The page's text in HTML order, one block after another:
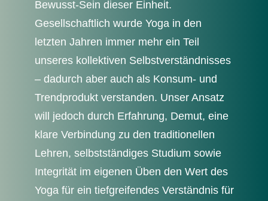
Bewusst-Sein dieser Einheit.
Gesellschaftlich wurde Yoga in den
letzten Jahren immer mehr ein Teil
unseres kollektiven Selbstverständnisses
– dadurch aber auch als Konsum- und
Trendprodukt verstanden. Unser Ansatz
will jedoch durch Erfahrung, Demut, eine
klare Verbindung zu den traditionellen
Lehren, selbstständiges Studium sowie
Integrität im eigenen Üben den Wert des
Yoga für ein tiefgreifendes Verständnis für